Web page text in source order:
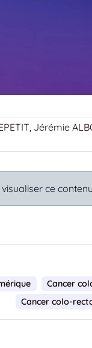
Jérémie
ce
Cancer
Cancer colo-